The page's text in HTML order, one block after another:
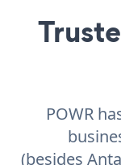
POWR
(besides